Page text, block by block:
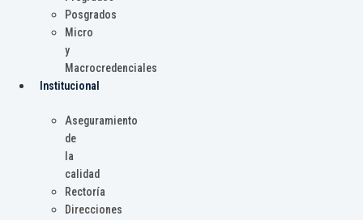
Posgrados
Micro
y
Macrocredenciales
Institucional
Aseguramiento
de
la
calidad
Rectoría
Direcciones